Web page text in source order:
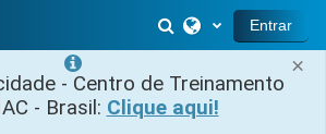
×
- Centro de Treinamento
- Brasil: Clique aqui!
Selector de
Entrar